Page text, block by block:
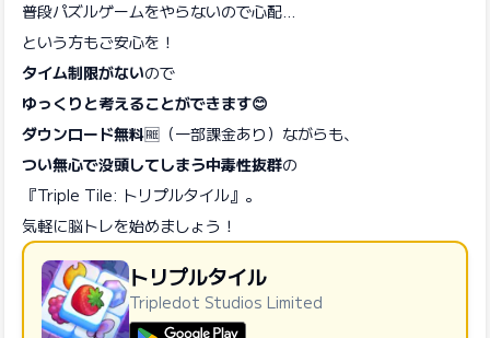
普段パズルゲームをやらないので心配...
という方もご安心を！
タイム制限がないので
ゆっくりと考えることができます😊
ダウンロード無料🆓（一部課金あり）ながらも、
つい無心で没頭してしまう中毒性抜群の
『Triple Tile: トリプルタイル』。
気軽に脳トレを始めましょう！
トリプルタイル
Tripledot Studios Limited